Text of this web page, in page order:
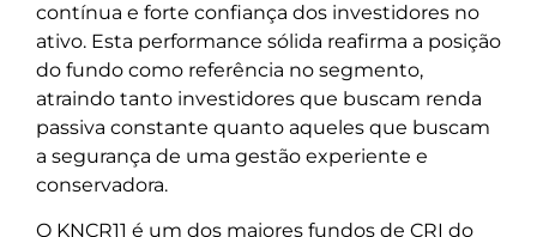
contínua e forte confiança dos investidores no
ativo. Esta performance sólida reafirma a posição
do fundo como referência no segmento,
atraindo tanto investidores que buscam renda
passiva constante quanto aqueles que buscam
a segurança de uma gestão experiente e
conservadora.
O KNCR11 é um dos maiores fundos de CRI do